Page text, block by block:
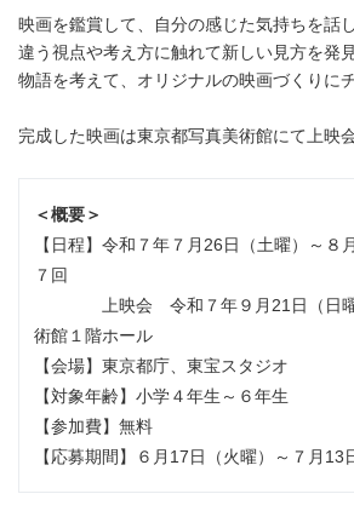
映画を鑑賞して、自分の感じた気持ちを話
違う視点や考え方に触れて新しい見方を発
物語を考えて、オリジナルの映画づくりに
完成した映画は東京都写真美術館にて上映
＜概要＞
【日程】令和７年７月26日（土曜）～
７回
上映会 令和７年９月21日（日曜
術館１階ホール
【会場】東京都庁、東宝スタジオ
【対象年齢】小学４年生～６年生
【参加費】無料
【応募期間】６月17日（火曜）～７月13